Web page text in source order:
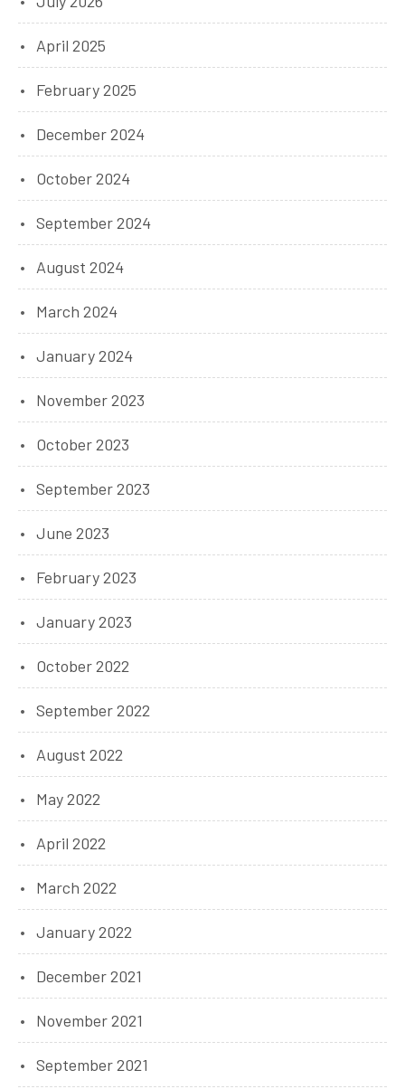
April 2025
February 2025
December 2024
October 2024
September 2024
August 2024
March 2024
January 2024
November 2023
October 2023
September 2023
June 2023
February 2023
January 2023
October 2022
September 2022
August 2022
May 2022
April 2022
March 2022
January 2022
December 2021
November 2021
September 2021